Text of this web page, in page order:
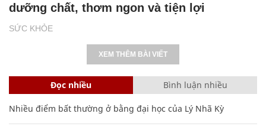
SỨC KHỎE
dưỡng chất, thơm ngon và tiện lợi
XEM THÊM BÀI VIẾT
Đọc nhiều Bình luận nhiều
Nhiều điểm bất thường ở bằng đại học của Lý Nhã Kỳ